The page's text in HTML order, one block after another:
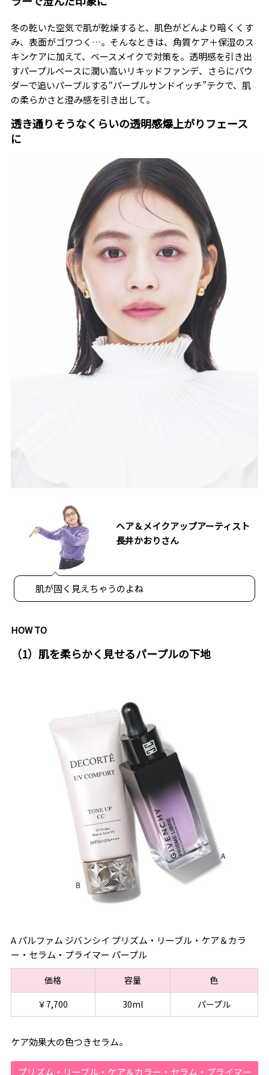
冬の乾いた空気で肌が乾燥すると、肌色がどんより暗くくす
み、表面がゴワつく…。そんなときは、角質ケア＋保湿のス
キンケアに加えて、ベースメイクで対策を。透明感を引き出
すパープルベースに潤い高いリキッドファンデ、さらにパウ
ダーで追いパープルする“パープルサンドイッチ”テクで、肌
の柔らかさと澄み感を引き出して。
透き通りそうなくらいの透明感爆上がりフェース
に
ヘア＆メイクアップアーティスト
長井かおりさん
肌が固く見えちゃうのよね
HOW TO
（1）肌を柔らかく見せるパープルの下地
A パルファム ジバンシイ プリズム・リーブル・ケア＆カラ
ー・セラム・プライマー パープル
価格 容量
色
￥7,700
30ml パープル
ケア効果大の色つきセラム。
プリズム・リーブル・ケア＆カラー・セラム・プライマー